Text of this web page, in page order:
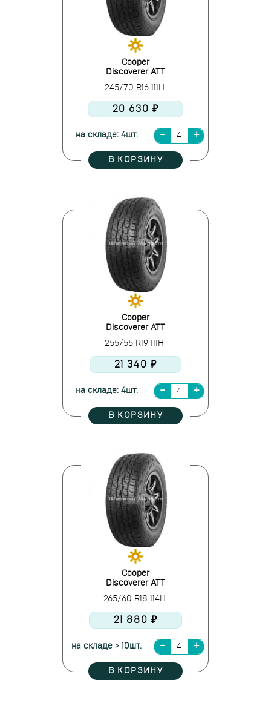
Cooper
Discoverer ATT
245/70 R16 111H
20 630 ₽
на складе: 4шт.
В КОРЗИНУ
Cooper
Discoverer ATT
255/55 R19 111H
21 340 ₽
на складе: 4шт.
В КОРЗИНУ
Cooper
Discoverer ATT
265/60 R18 114H
21 880 ₽
на складе > 10шт.
В КОРЗИНУ